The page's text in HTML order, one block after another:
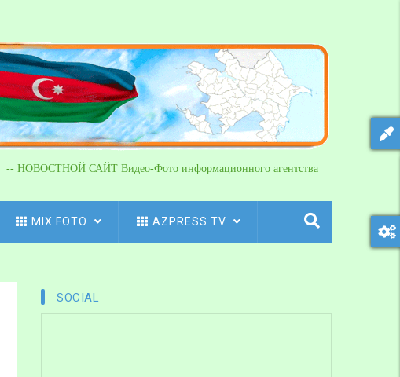
-- НОВОСТНОЙ САЙТ Видео-Фото информационного агентства
MIX FOTO AZPRESS TV
SOCIAL